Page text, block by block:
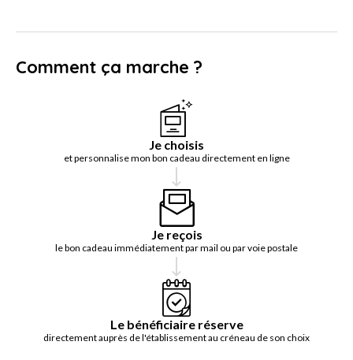
Comment ça marche ?
Je choisis
et personnalise mon bon cadeau directement en ligne
Je reçois
le bon cadeau immédiatement par mail ou par voie postale
Le bénéficiaire réserve
directement auprès de l'établissement au créneau de son choix